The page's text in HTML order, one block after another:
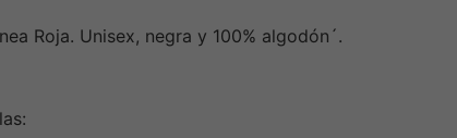
Roja. Unisex, negra y 100% algodón´.